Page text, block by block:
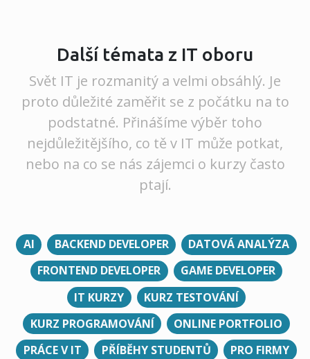
Další témata z IT oboru
Svět IT je rozmanitý a velmi obsáhlý. Je
proto důležité zaměřit se z počátku na to
podstatné. Přinášíme výběr toho
nejdůležitějšího, co tě v IT může potkat,
nebo na co se nás zájemci o kurzy často
ptají.
AI BACKEND DEVELOPER
DATOVÁ ANALÝZA
FRONTEND DEVELOPER
GAME DEVELOPER
IT KURZY
KURZ TESTOVÁNÍ
KURZ PROGRAMOVÁNÍ
ONLINE PORTFOLIO
PRÁCE V IT
PŘÍBĚHY STUDENTŮ
PRO FIRMY